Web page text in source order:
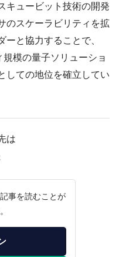
キュービット技術の開発
のスケーラビリティを拡
と協力することで、
模の量子ソリューショ
しての地位を確立してい
は
事を読むことが